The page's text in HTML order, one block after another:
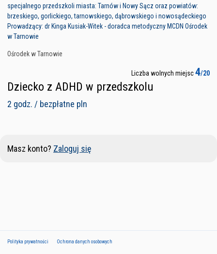
specjalnego przedszkoli miasta: Tarnów i Nowy Sącz oraz powiatów:
brzeskiego, gorlickiego, tarnowskiego, dąbrowskiego i nowosądeckiego
Prowadzący: dr Kinga Kusiak-Witek - doradca metodyczny MCDN Ośrodek
w Tarnowie
Ośrodek w Tarnowie
Liczba wolnych miejsc4/20
Dziecko z ADHD w przedszkolu
2 godz. / bezpłatne pln
Masz konto? Zaloguj się
Polityka prywatności Ochrona danych osobowych